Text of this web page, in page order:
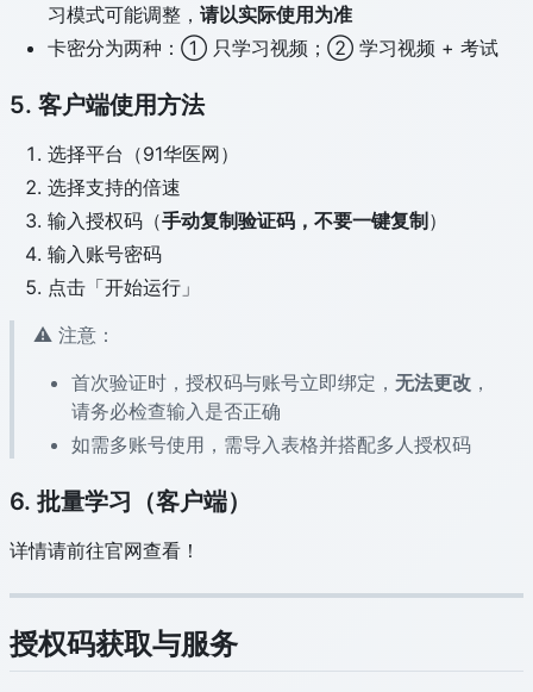
习模式可能调整， 请以实际使用为准
卡密分为两种：① 只学习视频；② 学习视频 + 考试
5. 客户端使用方法
选择平台（91华医网）
选择支持的倍速
输入授权码（手动复制验证码，不要一键复制）
输入账号密码
点击「开始运行」
⚠️ 注意：
首次验证时，授权码与账号立即绑定， 无法更改 ，
请务必检查输入是否正确
如需多账号使用，需导入表格并搭配多人授权码
6. 批量学习（客户端）
详情请前往官网查看！
授权码获取与服务